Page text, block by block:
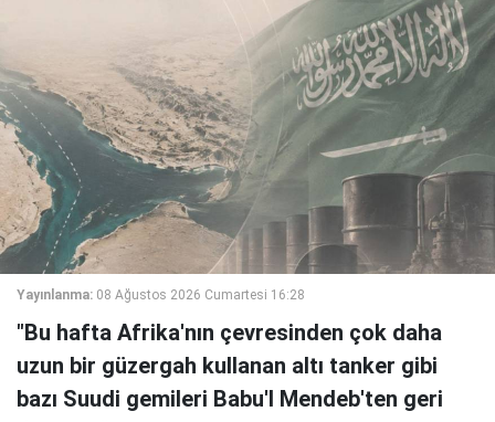
Yayınlanma: 08 Ağustos 2026 Cumartesi 16:28
"Bu hafta Afrika'nın çevresinden çok daha
uzun bir güzergah kullanan altı tanker gibi
bazı Suudi gemileri Babu'l Mendeb'ten geri